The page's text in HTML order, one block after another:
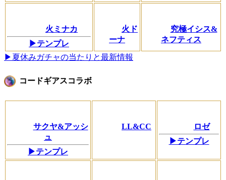
火ミナカ
▶テンプレ
火ド
ーナ
究極イシス&
ネフティス
▶夏休みガチャの当たりと最新情報
コードギアスコラボ
サクヤ&アッシ
ュ
▶テンプレ
LL&CC
ロゼ
▶テンプレ